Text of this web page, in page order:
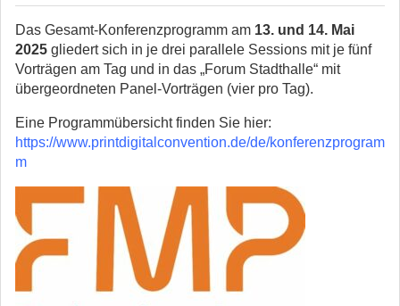
Das Gesamt-Konferenzprogramm am 13. und 14. Mai
2025 gliedert sich in je drei parallele Sessions mit je fünf
Vorträgen am Tag und in das „Forum Stadthalle“ mit
übergeordneten Panel-Vorträgen (vier pro Tag).
Eine Programmübersicht finden Sie hier:
https://www.printdigitalconvention.de/de/konferenzprogram
m